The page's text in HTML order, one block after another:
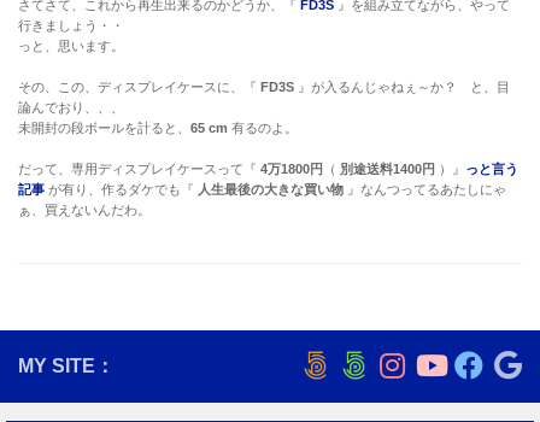
さてさて、これから再生出来るのかどうか、『 FD3S 』を組み立てながら、やって
行きましょう・・
っと、思います。
その、この、ディスプレイケースに、『 FD3S 』が入るんじゃねぇ～か？ と、目
論んでおり、、、
未開封の段ボールを計ると、 65 cm 有るのよ。
だって、専用ディスプレイケースって『 4万1800円 （ 別途送料1400円 ）』 っと言う
記事 が有り、作るダケでも『 人生最後の大きな買い物 』なんつってるあたしにゃ
ぁ、買えないんだわ。
MY SITE：